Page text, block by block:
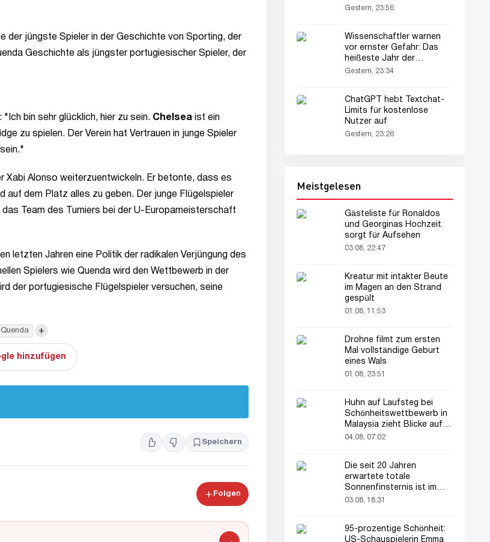
der jüngste Spieler in der Geschichte von Sporting, der
Geschichte als jüngster portugiesischer Spieler, der
bin sehr glücklich, hier zu sein. Chelsea ist ein
zu spielen. Der Verein hat Vertrauen in junge Spieler
Xabi Alonso weiterzuentwickeln. Er betonte, dass es
auf dem Platz alles zu geben. Der junge Flügelspieler
Team des Turniers bei der U-Europameisterschaft
letzten Jahren eine Politik der radikalen Verjüngung des
Spielers wie Quenda wird den Wettbewerb in der
der portugiesische Flügelspieler versuchen, seine
+
hinzufügen
Speichern
Folgen
Gestern, 23:56
Wissenschaftler warnen
vor ernster Gefahr: Das
heißeste Jahr der
Geschichte steht bevor
Gestern, 23:34
ChatGPT hebt Textchat-
Limits für kostenlose
Nutzer auf
Gestern, 23:26
Meistgelesen
Gästeliste für Ronaldos
und Georginas Hochzeit
sorgt für Aufsehen
03.08, 22:47
Kreatur mit intakter Beute
im Magen an den Strand
gespült
01.08, 11:53
Drohne filmt zum ersten
Mal vollständige Geburt
eines Wals
01.08, 23:51
Huhn auf Laufsteg bei
Schönheitswettbewerb in
Malaysia zieht Blicke auf
sich
04.08, 07:02
Die seit 20 Jahren
erwartete totale
Sonnenfinsternis ist im
August zu sehen
03.08, 18:31
95-prozentige Schönheit:
US-Schauspielerin Emma